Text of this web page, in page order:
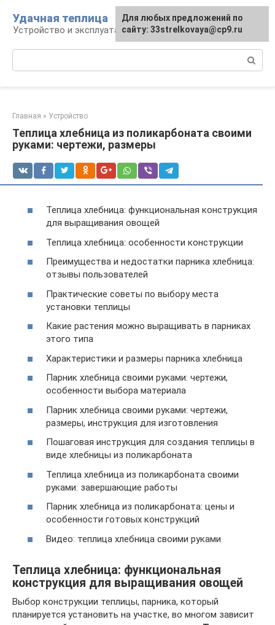
контенту
Удачная теплица
Устройство и эксплуатация теплиц
Главная » Устройство
Теплица хлебница из поликарбоната своими
руками: чертежи, размеры
Теплица хлебница: функциональная конструкция
для выращивания овощей
Теплица хлебница: особенности конструкции
Преимущества и недостатки парника хлебница:
отзывы пользователей
Практические советы по выбору места
установки теплицы
Какие растения можно выращивать в парниках
этого типа
Характеристики и размеры парника хлебница
Парник хлебница своими руками: чертежи,
особенности выбора материала
Парник хлебница своими руками: чертежи,
размеры, инструкция для изготовления
Пошаговая инструкция для создания теплицы в
виде хлебницы из поликарбоната
Теплица хлебница из поликарбоната своими
руками: завершающие работы
Парник хлебница из поликарбоната: цены и
особенности готовых конструкций
Видео: теплица хлебница своими руками
Теплица хлебница: функциональная
конструкция для выращивания овощей
Выбор конструкции теплицы, парника, который
планируется установить на участке, во многом зависит
Для любых предложений по
сайту: 33strelkovaya@cp9.ru